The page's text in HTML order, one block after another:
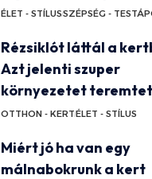
ÉLET - STÍLUSSZÉPSÉG -
Rézsiklót láttál a
Azt jelenti szuper
környezetet
OTTHON - KERTÉLET - STÍLUS
Miért jó ha van egy
málnabokrunk a kert